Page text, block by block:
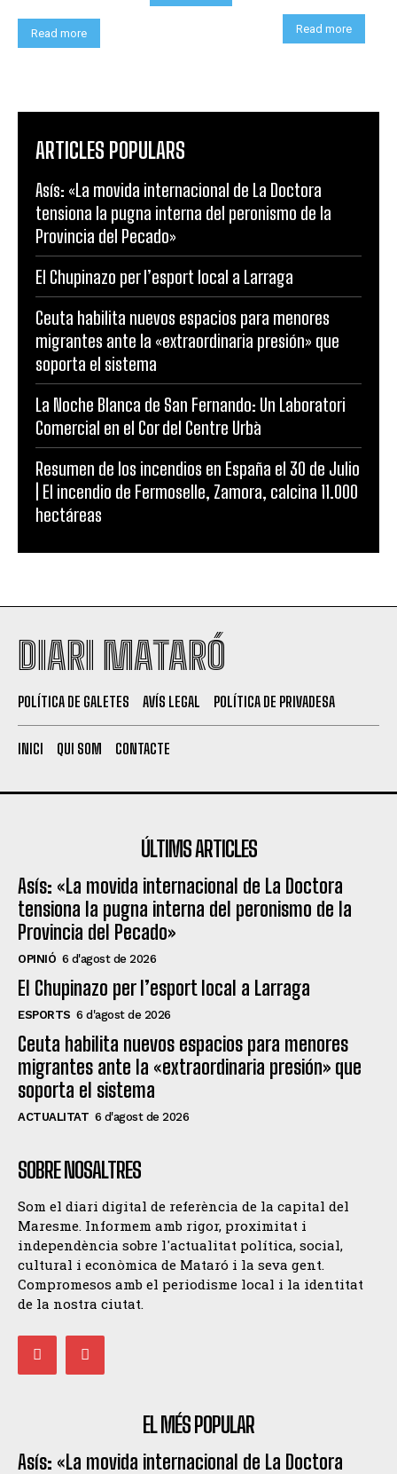
Read more Read more
ARTICLES POPULARS
Asís: «La movida internacional de La Doctora
tensiona la pugna interna del peronismo de la
Provincia del Pecado»
El Chupinazo per l’esport local a Larraga
Ceuta habilita nuevos espacios para menores
migrantes ante la «extraordinaria presión» que
soporta el sistema
La Noche Blanca de San Fernando: Un Laboratori
Comercial en el Cor del Centre Urbà
Resumen de los incendios en España el 30 de Julio
| El incendio de Fermoselle, Zamora, calcina 11.000
hectáreas
DIARI MATARÓ
POLÍTICA DE GALETES AVÍS LEGAL POLÍTICA DE PRIVADESA
INICI QUI SOM CONTACTE
ÚLTIMS ARTICLES
Asís: «La movida internacional de La Doctora
tensiona la pugna interna del peronismo de la
Provincia del Pecado»
OPINIÓ 6 d'agost de 2026
El Chupinazo per l’esport local a Larraga
ESPORTS 6 d'agost de 2026
Ceuta habilita nuevos espacios para menores
migrantes ante la «extraordinaria presión» que
soporta el sistema
ACTUALITAT 6 d'agost de 2026
SOBRE NOSALTRES
Som el diari digital de referència de la capital del
Maresme. Informem amb rigor, proximitat i
independència sobre l'actualitat política, social,
cultural i econòmica de Mataró i la seva gent.
Compromesos amb el periodisme local i la identitat
de la nostra ciutat.
EL MÉS POPULAR
Asís: «La movida internacional de La Doctora